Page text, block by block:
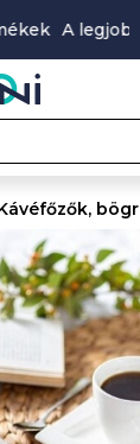
A legjobb